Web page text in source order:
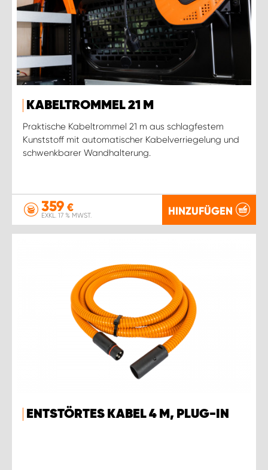
KABELTROMMEL 21 M
Praktische Kabeltrommel 21 m aus schlagfestem
Kunststoff mit automatischer Kabelverriegelung und
schwenkbarer Wandhalterung.
359 €
EXKL. 17 % MWST. HINZUFÜGEN
ENTSTÖRTES KABEL 4 M, PLUG-IN